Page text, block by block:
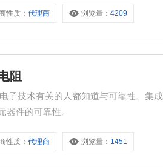
性质：代理商 浏览量：4209
阻
子技术有关的人都知道与可靠性、集
器件的可靠性。
性质：代理商 浏览量： 1451